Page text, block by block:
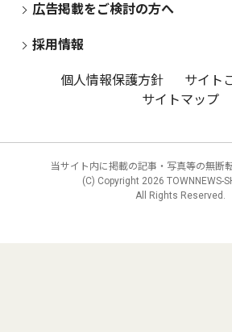
広告掲載をご検討の方へ
採用情報
個人情報保護方針
サイト
サイトマップ
当サイト内に掲載の記事・写真等の無断
(C) Copyright 2026 TOWNNEWS-
All Rights Reserved.